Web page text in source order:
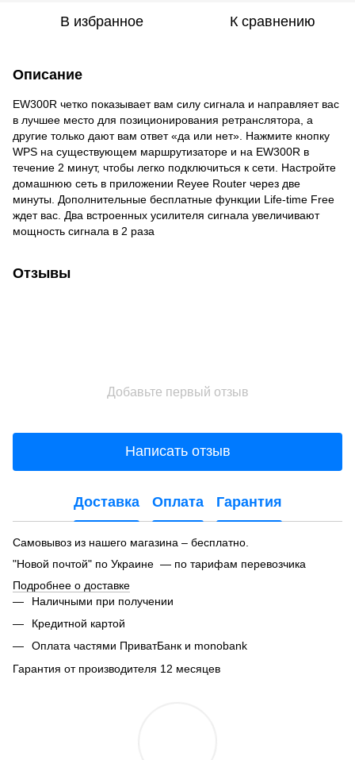
В избранное К сравнению
Описание
EW300R четко показывает вам силу сигнала и направляет вас
в лучшее место для позиционирования ретранслятора, а
другие только дают вам ответ «да или нет». Нажмите кнопку
WPS на существующем маршрутизаторе и на EW300R в
течение 2 минут, чтобы легко подключиться к сети. Настройте
домашнюю сеть в приложении Reyee Router через две
минуты. Дополнительные бесплатные функции Life-time Free
ждет вас. Два встроенных усилителя сигнала увеличивают
мощность сигнала в 2 раза
Отзывы
Добавьте первый отзыв
Написать отзыв
Доставка Оплата Гарантия
Самовывоз из нашего магазина – бесплатно.
"Новой почтой" по Украине — по тарифам перевозчика
Подробнее о доставке
Наличными при получении
Кредитной картой
Оплата частями ПриватБанк и monobank
Гарантия от производителя 12 месяцев